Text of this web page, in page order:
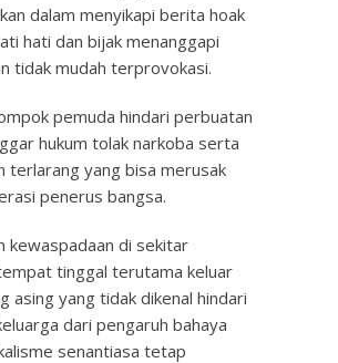
dalam menyikapi berita hoak
hati dan bijak menanggapi
tidak mudah terprovokasi.
pemuda hindari perbuatan
hukum tolak narkoba serta
terlarang yang bisa merusak
penerus bangsa.
kewaspadaan di sekitar
tinggal terutama keluar
asing yang tidak dikenal hindari
dari pengaruh bahaya
senantiasa tetap